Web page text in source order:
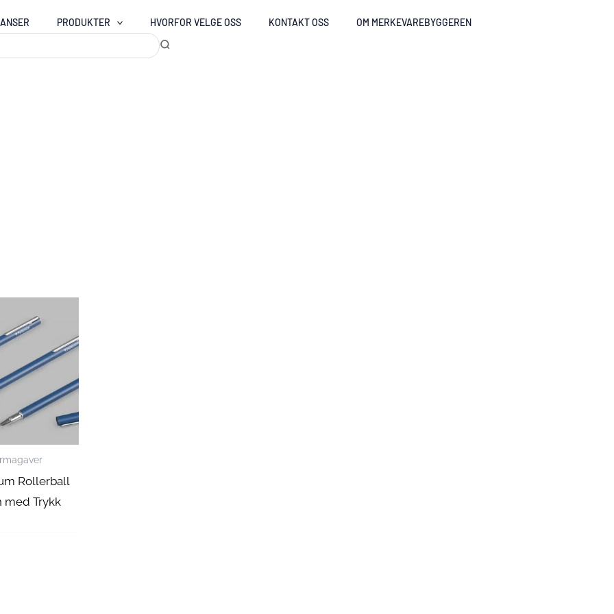
PRODUKTER HVORFOR VELGE OSS KONTAKT OSS OM MERKEVAREBYGGEREN
Rollerball
med Trykk